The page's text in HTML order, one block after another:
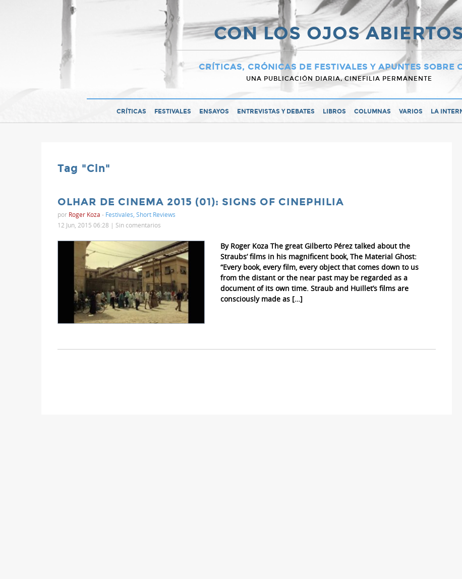
CON LOS OJOS
CRÍTICAS, CRÓNICAS DE FESTIVALES Y APUNTES SOBRE
UNA PUBLICACIÓN DIARIA, CINEFILIA PERMANENTE
CRÍTICAS FESTIVALES ENSAYOS ENTREVISTAS Y DEBATES LIBROS COLUMNAS VARIOS LA
Tag "Cin"
OLHAR DE CINEMA 2015 (01): SIGNS OF CINEPHILIA
por Roger Koza - Festivales Short Reviews
12 Jun, 2015 06:28 | Sin comentarios
By Roger Koza The great Gilberto Pérez talked about the
Straubs’ films in his magnificent book, The Material Ghost:
“Every book, every film, every object that comes down to us
from the distant or the near past may be regarded as a
document of its own time. Straub and Huillet’s films are
consciously made as […]